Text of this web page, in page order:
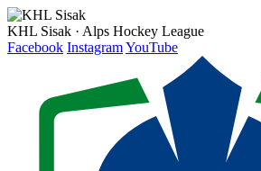
KHL Sisak · Alps Hockey League
Facebook InstagramYouTube